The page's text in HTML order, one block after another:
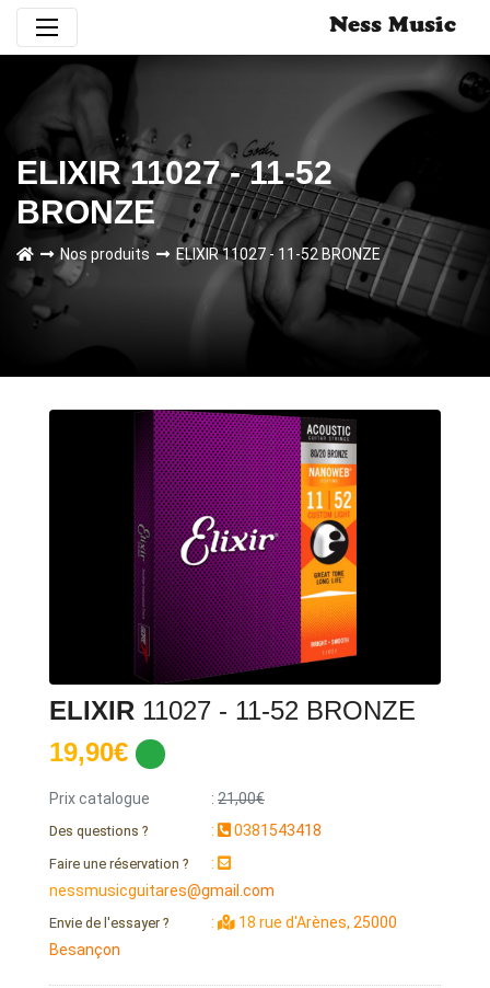
Ness Music
ELIXIR 11027 - 11-52
BRONZE
Nos produits ELIXIR 11027 - 11-52 BRONZE
ELIXIR 11027 - 11-52 BRONZE
19,90€
Prix catalogue : 21,00€
Des questions ? : 0381543418
Faire une réservation ?
:
nessmusicguitares@gmail.com
Envie de l'essayer ? :
18 rue d'Arènes, 25000
Besançon